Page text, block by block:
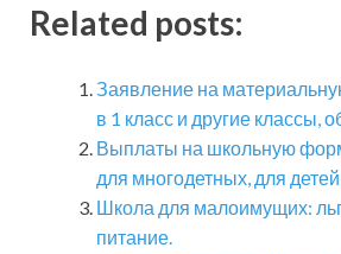
Related posts:
Заявление на
в 1 класс и другие классы,
Выплаты на школьную
для многодетных, для
Школа для малоимущих:
питание.